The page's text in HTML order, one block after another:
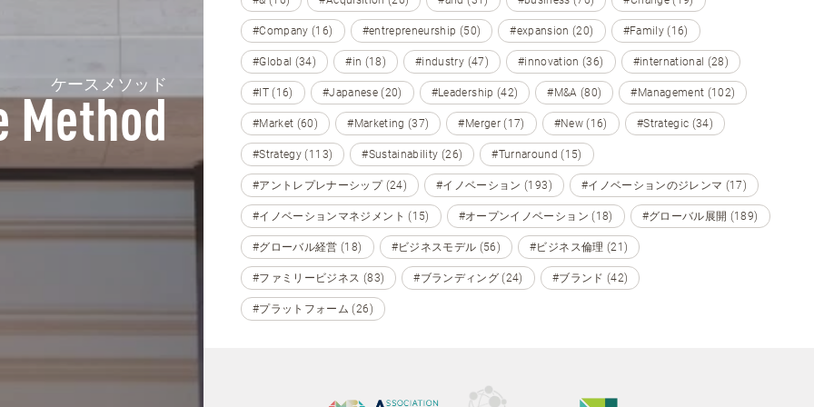
ケースメソッド
Method
#Company (16) #entrepreneurship (50) #expansion (20) #Family (16)
#Global (34) #in (18) #industry (47) #innovation (36) #international (28)
#IT (16) #Japanese (20) #Leadership (42) #M&A (80) #Management (102)
#Market (60) #Marketing (37) #Merger (17) #New (16) #Strategic (34)
#Strategy (113) #Sustainability (26) #Turnaround (15)
#アントレプレナーシップ (24) #イノベーション (193) #イノベーションのジレンマ (17)
#イノベーションマネジメント (15) #オープンイノベーション (18) #グローバル展開 (189)
#グローバル経営 (18) #ビジネスモデル (56) #ビジネス倫理 (21)
#ファミリービジネス (83) #ブランディング (24) #ブランド (42)
#プラットフォーム (26)